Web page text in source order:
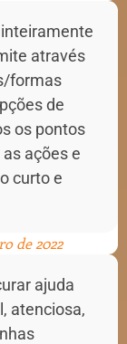
através
formas
de
os pontos
ações e
curto e
de 2022
ajuda
atenciosa,